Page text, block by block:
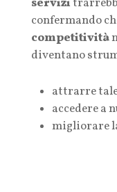
servizi
confermando
competitività
diventano
attrarre
accedere a
migliorare